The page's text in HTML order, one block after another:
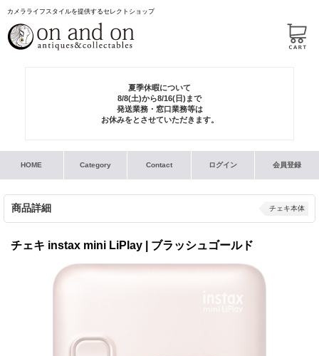
カメラライフスタイルを提供するセレクトショップ
夏季休暇について
8/8(土)から8/16(日)まで
発送業務・窓口業務等は
お休みをとさせていただきます。
HOME Category Contact ログイン 会員登録
商品詳細 チェキ本体
チェキ instax mini LiPlay | ブラッシュゴールド